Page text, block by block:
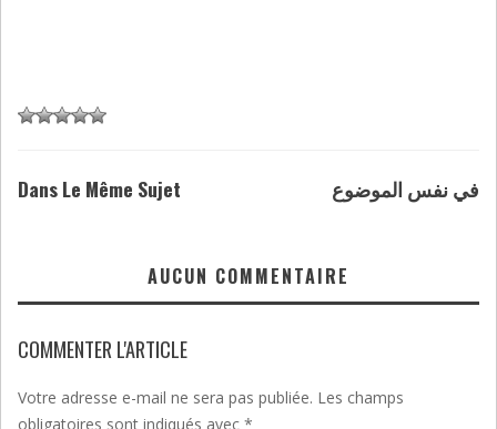
Dans Le Même Sujet في نفس الموضوع
AUCUN COMMENTAIRE
COMMENTER L'ARTICLE
Votre adresse e-mail ne sera pas publiée. Les champs
obligatoires sont indiqués avec *